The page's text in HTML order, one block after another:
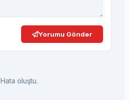
Yorumu Gönder
Hata oluştu.